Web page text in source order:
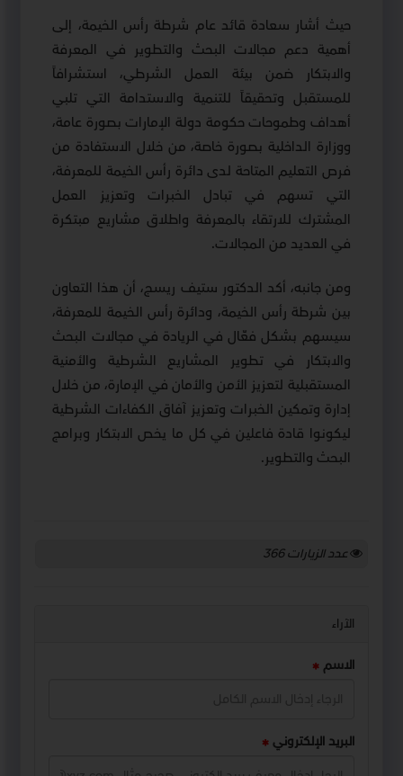
حيث أشار سعادة قائد عام شرطة رأس الخيمة، إلى
أهمية دعم مجالات البحث والتطوير في المعرفة
والابتكار ضمن بيئة العمل الشرطي، استشرافاً
للمستقبل وتحقيقاً للتنمية والاستدامة التي تلبي
أهداف وطموحات حكومة دولة الإمارات بصورة عامة،
ووزارة الداخلية بصورة خاصة، من خلال الاستفادة من
فرص التعليم المتاحة لدى دائرة رأس الخيمة للمعرفة،
التي تسهم في تبادل الخبرات وتعزيز العمل
المشترك للارتقاء بالمعرفة واطلاق مشاريع مبتكرة
في العديد من المجالات.
ومن جانبه، أكد الدكتور ستيف ريسج، أن هذا التعاون
بين شرطة رأس الخيمة، ودائرة رأس الخيمة للمعرفة،
سيسهم بشكل فعّال في الريادة في مجالات البحث
والابتكار في تطوير المشاريع الشرطية والأمنية
المستقبلية لتعزيز الأمن والأمان في الإمارة، من خلال
إدارة وتمكين الخبرات وتعزيز آفاق الكفاءات الشرطية
ليكونوا قادة فاعلين في كل ما يخص الابتكار وبرامج
البحث والتطوير.
عدد الزيارات366
الآراء
الاسم
البريد الإلكتروني